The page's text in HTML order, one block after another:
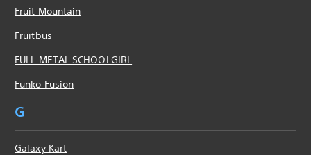
Fruit Mountain
Fruitbus
FULL METAL SCHOOLGIRL
Funko Fusion
G
Galaxy Kart